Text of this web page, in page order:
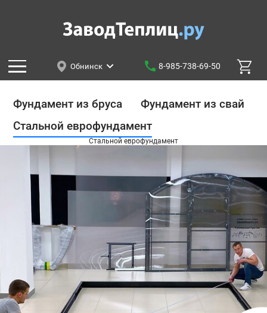
Обнинск 8-985-738-69-50
Фундамент из бруса
Фундамент из свай
Стальной еврофундамент
Стальной еврофундамент